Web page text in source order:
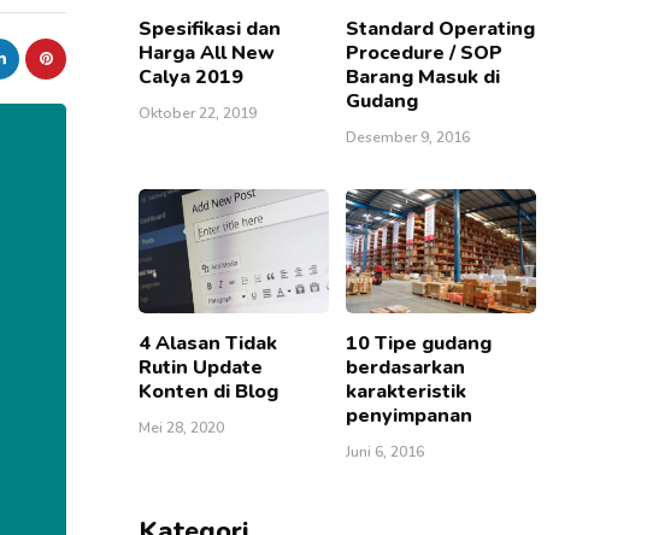
Spesifikasi dan
Harga All New
Calya 2019
Oktober 22, 2019
Standard Operating
Procedure / SOP
Barang Masuk di
Gudang
Desember 9, 2016
4 Alasan Tidak
Rutin Update
Konten di Blog
Mei 28, 2020
10 Tipe gudang
berdasarkan
karakteristik
penyimpanan
Juni 6, 2016